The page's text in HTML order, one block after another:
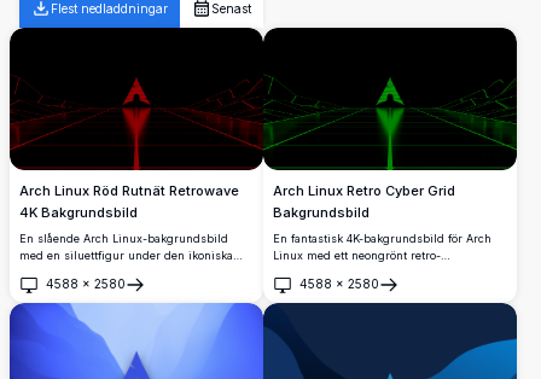
Flest nedladdningar Senast
Arch Linux Röd Rutnät Retrowave
4K Bakgrundsbild
En slående Arch Linux-bakgrundsbild
med en siluettfigur under den ikoniska
röd neonruta. Perfekt för
skrivbordsentusiaster som söker en
högupplöst, cyberpunkinspirerad estetik.
4588 × 2580
Öppna
Arch Linux Retro Cyber Grid
Bakgrundsbild
En fantastisk 4K-bakgrundsbild för Arch
Linux med ett neongrönt retro-
Linux-logotypen som lyser mot en mörk
cyberpunk-bakgrund, perfekt för
4588 × 2580
Öppna